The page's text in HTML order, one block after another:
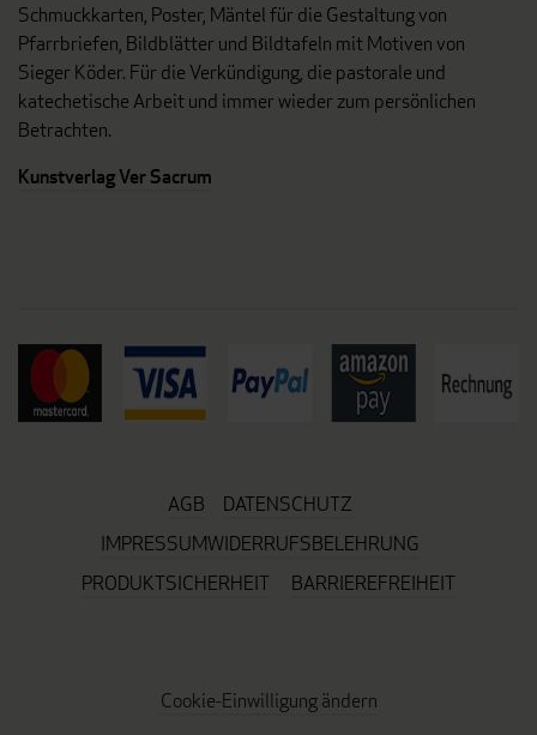
Schmuckkarten, Poster, Mäntel für die Gestaltung von
Pfarrbriefen, Bildblätter und Bildtafeln mit Motiven von
Sieger Köder. Für die Verkündigung, die pastorale und
katechetische Arbeit und immer wieder zum persönlichen
Betrachten.
Kunstverlag Ver Sacrum
AGB
DATENSCHUTZ
IMPRESSUMWIDERRUFSBELEHRUNG
PRODUKTSICHERHEIT
BARRIEREFREIHEIT
Cookie-Einwilligung ändern